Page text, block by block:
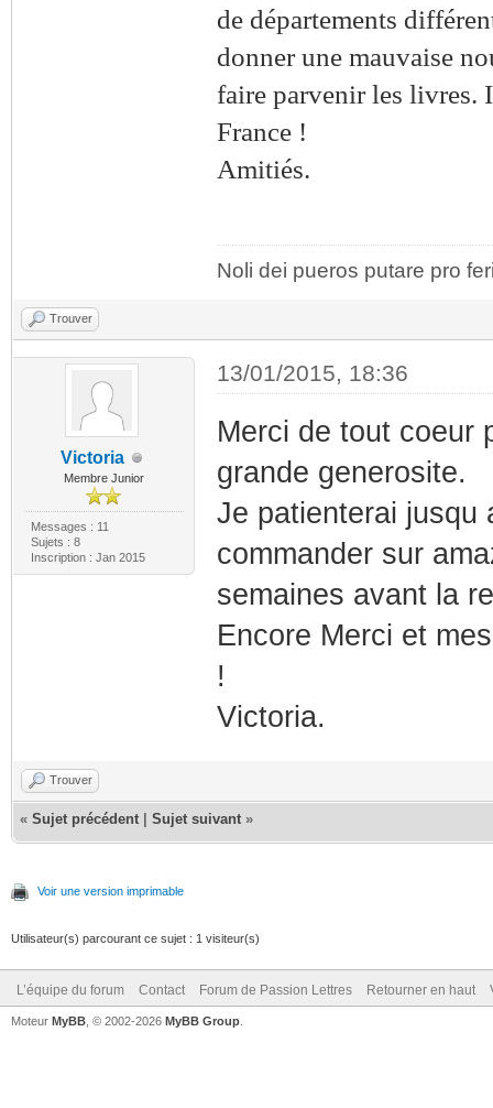
de départements
donner une mauvaise
faire parvenir les livres.
France !
Amitiés.
Noli dei pueros putare pro
Trouver
Victoria
Membre Junior
Messages : 11
Sujets : 8
Inscription : Jan 2015
13/01/2015, 18:36
Merci de tout coeur
grande generosite.
Je patienterai jusqu
commander sur
semaines avant la
Encore Merci et
!
Victoria.
Trouver
« Sujet précédent Sujet suivant »
Voir une version imprimable
Utilisateur(s) parcourant ce sujet : 1 visiteur(s)
L’équipe du forum Contact Forum de Passion Lettres Retourner en haut
Moteur MyBB , © 2002-2026 MyBB Group